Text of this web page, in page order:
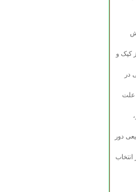
کپک و
در
چرا برگ‌های فیکوس الاستیکا می‌ریزد؟ ۷ علت
دور
انتخاب